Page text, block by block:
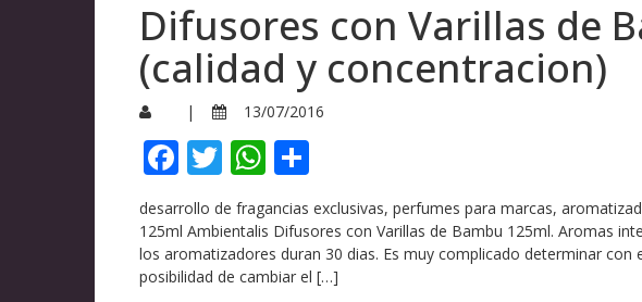
Difusores con Varillas de
(calidad y concentracion)
| 13/07/2016
Facebook
TwitterWhatsApp
desarrollo de fragancias exclusivas, perfumes para marcas,
125ml Ambientalis Difusores con Varillas de Bambu 125ml. Aromas
los aromatizadores duran 30 dias. Es muy complicado determinar
posibilidad de cambiar el […]